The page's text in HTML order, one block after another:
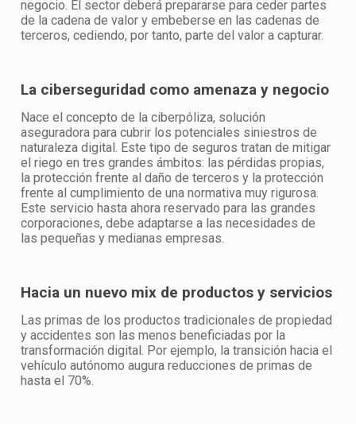
negocio. El sector deberá prepararse para ceder partes
de la cadena de valor y embeberse en las cadenas de
terceros, cediendo, por tanto, parte del valor a capturar.
La ciberseguridad como amenaza y negocio
Nace el concepto de la ciberpóliza, solución
aseguradora para cubrir los potenciales siniestros de
naturaleza digital. Este tipo de seguros tratan de mitigar
el riego en tres grandes ámbitos: las pérdidas propias,
la protección frente al daño de terceros y la protección
frente al cumplimiento de una normativa muy rigurosa.
Este servicio hasta ahora reservado para las grandes
corporaciones, debe adaptarse a las necesidades de
las pequeñas y medianas empresas.
Hacia un nuevo mix de productos y servicios
Las primas de los productos tradicionales de propiedad
y accidentes son las menos beneficiadas por la
transformación digital. Por ejemplo, la transición hacia el
vehículo autónomo augura reducciones de primas de
hasta el 70%.